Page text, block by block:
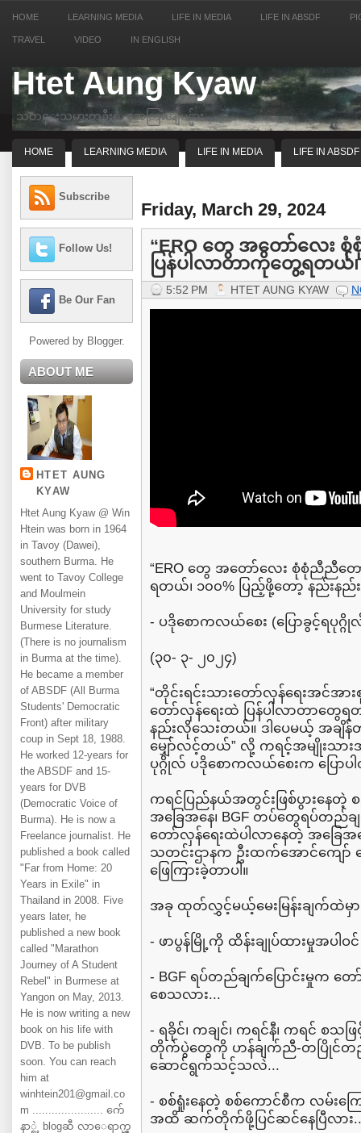
HOME LEARNING MEDIA LIFE IN MEDIA LIFE IN ABSDF
TRAVEL VIDEO IN ENGLISH
Htet Aung Kyaw
သတင္းသမားတဦးရဲ့ အေတြးအျမင္မ်ား
HOME LEARNING MEDIA LIFE IN MEDIA LIFE IN ABSDF
Subscribe
Follow Us!
Be Our Fan
Powered by Blogger.
ABOUT ME
HTET AUNG
KYAW
Htet Aung Kyaw @ Win
Htein was born in 1964
in Tavoy (Dawei),
southern Burma. He
went to Tavoy College
and Moulmein
University for study
Burmese Literature.
(There is no journalism
in Burma at the time).
He became a member
of ABSDF (All Burma
Students' Democratic
Front) after military
coup in Sept 18, 1988.
He worked 12-years for
the ABSDF and 15-
years for DVB
(Democratic Voice of
Burma). He is now a
Freelance journalist. He
published a book called
"Far from Home: 20
Years in Exile" in
Thailand in 2008. Five
years later, he
published a new book
called "Marathon
Journey of A Student
Rebel" in Burmese at
Yangon on May, 2013.
He is now writing a new
book on his life with
DVB. To be publish
soon. You can reach
him at
winhtein201@gmail.co
m ...................... က်ေ
နာ္ရဲ့ blogဆီ လာေရာက္ၾ
Friday, March 29, 2024
“ERO တွေ အတော်လေး
ပြန်ပါလာတာကိုတွေ့ရတယ်၊
5:52 PM HTET AUNG KYAW
“ERO တွေ အတော်လေး စုံစုံညီညီတ
ရတယ်၊ ၁၀၀% ပြည့်ဖို့တော့ နည်းန
- ပဒိုစောကလယ်စေး (ပြောခွင့်ရပုဂ္ဂို
(၃၀- ၃- ၂၀၂၄)
“တိုင်းရင်းသားတော်လှန်ရေးအင်အ
တော်လှန်ရေးထဲ ပြန်ပါလာတာတွေရ
နည်းလိုသေးတယ်။ ဒါပေမယ့် အချိ
မျှော်လင့်တယ်” လို့ ကရင့်အမျိုးသားအ
ပုဂ္ဂိုလ် ပဒိုစောကလယ်စေးက ပြောပ
ကရင်ပြည်နယ်အတွင်းဖြစ်ပွားနေတဲ့
အခြေအနေ၊ BGF တပ်တွေရပ်တည်ခ
တော်လှန်ရေးထဲပါလာနေတဲ့ အခြေအ
သတင်းဌာနက ဦးထက်အောင်ကျော်
ဖြေကြားခဲ့တာပါ။
အခု ထုတ်လွှင့်မယ့်မေးမြန်းချက်ထဲမှာ
- ဖာပွန်မြို့ကို ထိန်းချုပ်ထားမှုအပ
- BGF ရပ်တည်ချက်ပြောင်းမှုက တ
စေသလား...
- ရခိုင်၊ ကချင်၊ ကရင်နီ၊ ကရင် စသ
တိုက်ပွဲတွေကို ဟန်ချက်ညီ-တပြိုင်တ
ဆောင်ရွက်သင့်သလဲ...
- စစ်ရှုံးနေတဲ့ စစ်ကောင်စီက လမ်းကြ
အထိ ဆက်တိုက်ဖို့ပြင်ဆင်နေပြီလား